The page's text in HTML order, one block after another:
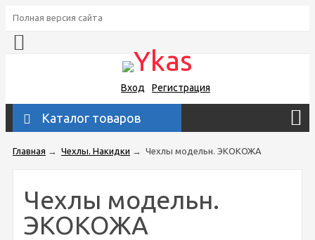
Полная версия сайта
Вход Регистрация
Каталог товаров
Главная → Чехлы. Накидки → Чехлы модельн. ЭКОКОЖА
Чехлы модельн.
ЭКОКОЖА